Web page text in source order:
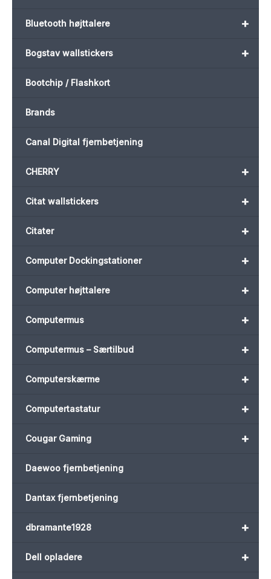
+
Bluetooth højttalere
+
Bogstav wallstickers
Bootchip / Flashkort
Brands
Canal Digital fjernbetjening
+
CHERRY
+
Citat wallstickers
+
Citater
+
Computer Dockingstationer
+
Computer højttalere
+
Computermus
+
Computermus – Særtilbud
+
Computerskærme
+
Computertastatur
+
Cougar Gaming
Daewoo fjernbetjening
Dantax fjernbetjening
+
dbramante1928
+
Dell opladere